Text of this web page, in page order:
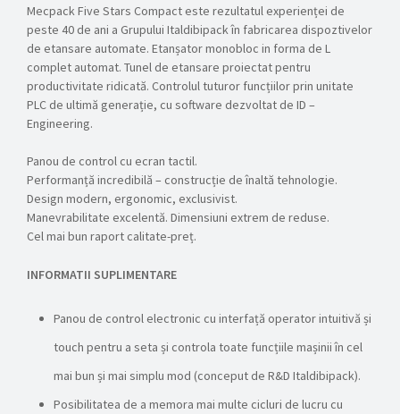
Mecpack Five Stars Compact este rezultatul experienței de
peste 40 de ani a Grupului Italdibipack în fabricarea dispoztivelor
de etansare automate. Etanșator monobloc in forma de L
complet automat. Tunel de etansare proiectat pentru
productivitate ridicată. Controlul tuturor funcțiilor prin unitate
PLC de ultimă generație, cu software dezvoltat de ID –
Engineering.
Panou de control cu ecran tactil.
Performanță incredibilă – construcție de înaltă tehnologie.
Design modern, ergonomic, exclusivist.
Manevrabilitate excelentă. Dimensiuni extrem de reduse.
Cel mai bun raport calitate-preț.
INFORMATII SUPLIMENTARE
Panou de control electronic cu interfață operator intuitivă și
touch pentru a seta și controla toate funcțiile mașinii în cel
mai bun și mai simplu mod (conceput de R&D Italdibipack).
Posibilitatea de a memora mai multe cicluri de lucru cu